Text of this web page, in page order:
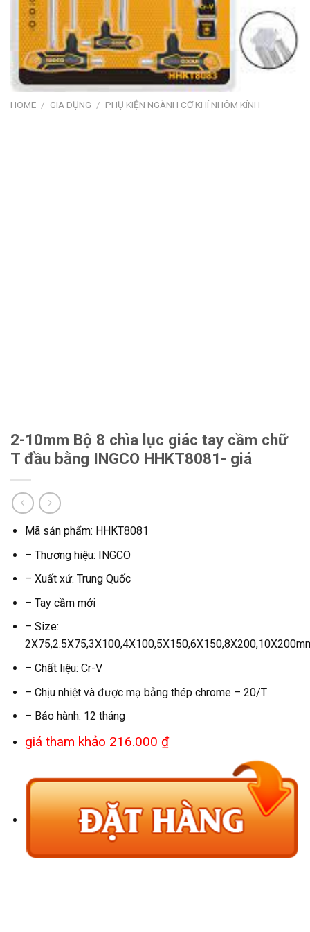
HOME / GIA DỤNG / PHỤ KIỆN NGÀNH CƠ KHÍ NHÔM KÍNH
2-10mm Bộ 8 chìa lục giác tay cầm chữ
T đầu bằng INGCO HHKT8081- giá
Mã sản phẩm: HHKT8081
– Thương hiệu: INGCO
– Xuất xứ: Trung Quốc
– Tay cầm mới
– Size:
– Chất liệu: Cr-V
– Chịu nhiệt và được mạ bằng thép chrome – 20/T
– Bảo hành: 12 tháng
giá tham khảo 216.000 ₫